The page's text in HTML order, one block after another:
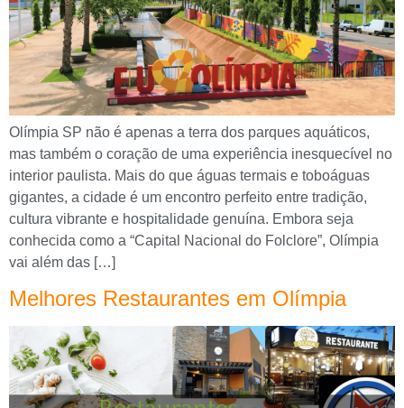
Olímpia SP não é apenas a terra dos parques aquáticos,
mas também o coração de uma experiência inesquecível no
interior paulista. Mais do que águas termais e toboáguas
gigantes, a cidade é um encontro perfeito entre tradição,
cultura vibrante e hospitalidade genuína. Embora seja
conhecida como a “Capital Nacional do Folclore”, Olímpia
vai além das […]
Melhores Restaurantes em Olímpia